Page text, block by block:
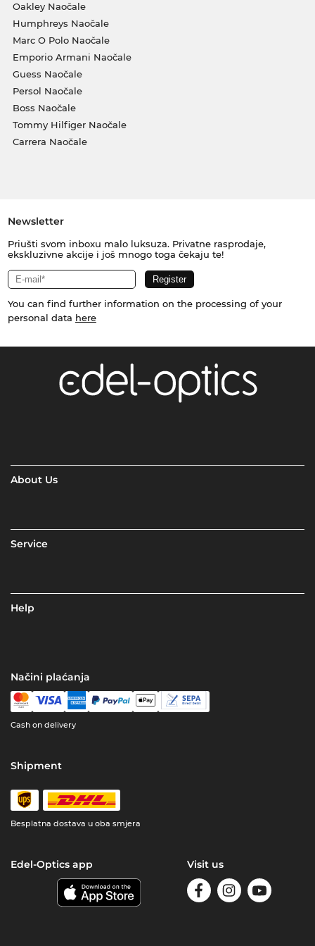
Oakley Naočale
Humphreys Naočale
Marc O Polo Naočale
Emporio Armani Naočale
Guess Naočale
Persol Naočale
Boss Naočale
Tommy Hilfiger Naočale
Carrera Naočale
Newsletter
Priušti svom inboxu malo luksuza. Privatne rasprodaje,
ekskluzivne akcije i još mnogo toga čekaju te!
You can find further information on the processing of your
personal data here
About Us
Service
Help
Načini plaćanja
Cash on delivery
Shipment
Besplatna dostava u oba smjera
Edel-Optics app Visit us